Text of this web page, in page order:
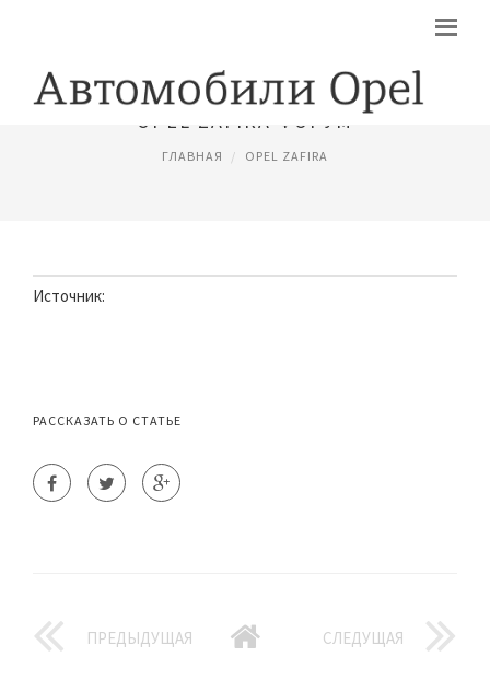
OPEL ZAFIRA ФОРУМ
ГЛАВНАЯ OPEL ZAFIRA
Источник:
РАССКАЗАТЬ О СТАТЬЕ
ПРЕДЫДУЩАЯ СЛЕДУЩАЯ